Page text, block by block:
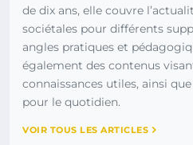
de dix ans, elle couvre
sociétales pour différents
angles pratiques et
également des contenus
connaissances utiles, ainsi
pour le quotidien.
VOIR TOUS LES ARTICLES